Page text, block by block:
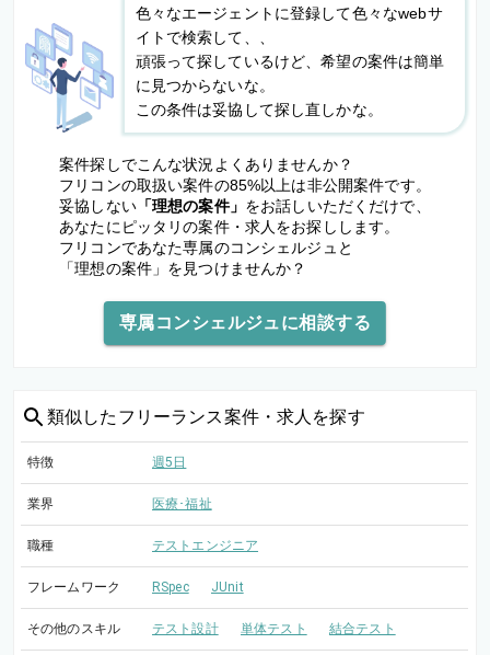
色々なエージェントに登録して色々なwebサ
イトで検索して、、
頑張って探しているけど、希望の案件は簡単
に見つからないな。
この条件は妥協して探し直しかな。
案件探しでこんな状況よくありませんか？
フリコンの取扱い案件の85%以上は非公開案件です。
妥協しない「理想の案件」 をお話しいただくだけで、
あなたにピッタリの案件・求人をお探しします。
フリコンであなた専属のコンシェルジュと
「理想の案件」を見つけませんか？
専属コンシェルジュに相談する
類似した フリーランス案件・求人を探す
特徴 週5日
業界 医療･福祉
職種 テストエンジニア
フレームワーク RSpec JUnit
その他のスキル テスト設計 単体テスト 結合テスト